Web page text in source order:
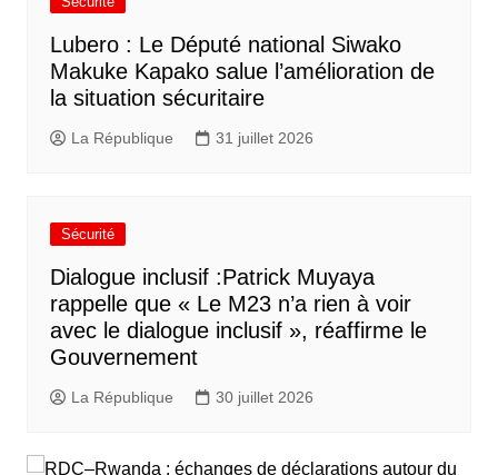
Lubero : Le Député national Siwako
Makuke Kapako salue l’amélioration de
la situation sécuritaire
La République 31 juillet 2026
Sécurité
Dialogue inclusif :Patrick Muyaya
rappelle que « Le M23 n’a rien à voir
avec le dialogue inclusif », réaffirme le
Gouvernement
La République 30 juillet 2026